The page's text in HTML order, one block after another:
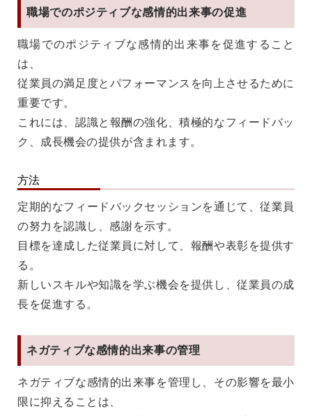
職場でのポジティブな感情的出来事の促進
職場でのポジティブな感情的出来事を促進すること
は、
従業員の満足度とパフォーマンスを向上させるために
重要です。
これには、認識と報酬の強化、積極的なフィードバッ
ク、成長機会の提供が含まれます。
方法
定期的なフィードバックセッションを通じて、従業員
の努力を認識し、感謝を示す。
目標を達成した従業員に対して、報酬や表彰を提供す
る。
新しいスキルや知識を学ぶ機会を提供し、従業員の成
長を促進する。
ネガティブな感情的出来事の管理
ネガティブな感情的出来事を管理し、その影響を最小
限に抑えることは、